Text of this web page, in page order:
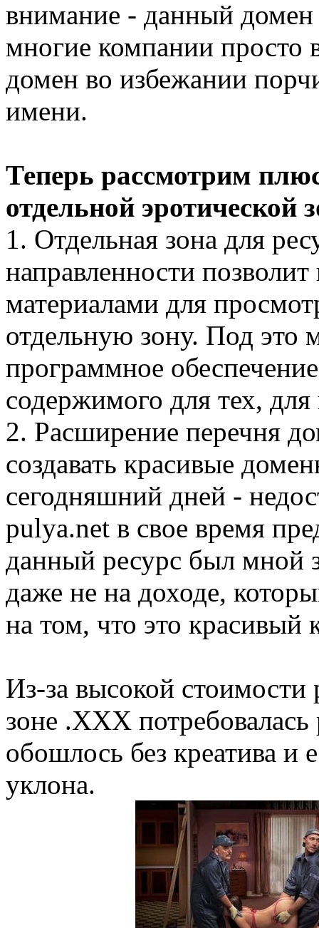
внимание - данный домен
многие компании
домен во избежании
имени.
Теперь рассмотрим
отдельной эротической
1. Отдельная зона для
направленности
материалами для
отдельную зону. Под это
программное
содержимого для тех,
2. Расширение перечня
создавать красивые
сегодняшний дней -
pulya.net в свое время
данный ресурс был мной
даже не на доходе,
на том, что это красивый
Из-за высокой
зоне .XXX
обошлось без креатива и
уклона.